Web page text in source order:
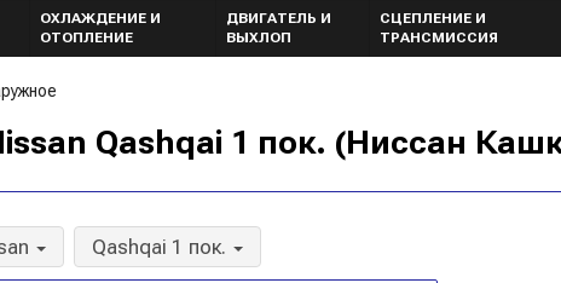
ОХЛАЖДЕНИЕ И
ОТОПЛЕНИЕ
ДВИГАТЕЛЬ И
ВЫХЛОП
СЦЕПЛЕНИЕ И
ТРАНСМИССИЯ
Qashqai 1 пок. (Ниссан
Qashqai 1 пок.